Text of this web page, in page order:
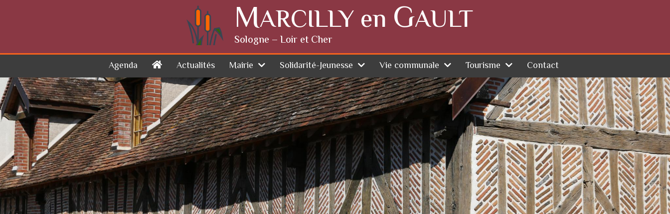
MARCILLY en GAULT
Sologne – Loir et Cher
Agenda Actualités Mairie Solidarité-Jeunesse Vie communale Tourisme Contact